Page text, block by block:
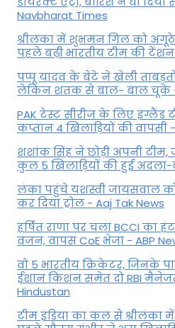
Navbharat Times
श्रीलंका में शुभमन गिल को
पहले बढ़ी भारतीय टीम की
पप्पू यादव के बेटे ने खेली
लेकिन शतक से बाल- बाल चूके -
PAK टेस्ट सीरीज के लिए इंग्लैंड
कप्तान 4 खिलाड़ियों की वापसी -
शशांक सिंह ने छोड़ी अपनी टीम,
कुल 5 खिलाड़ियों की हुई
लंका पहुंचे यशस्वी जायसवाल
कर द‍िया ट्रोल - Aaj Tak News
हर्षित राणा पर चला BCCI का
वजन, वापस CoE भेजा - ABP
वो 5 भारतीय क्रिकेटर, जिनके
ईशान किशन समेत दो RBI
Hindustan
टीम इंडिया का कल से श्रीलंका